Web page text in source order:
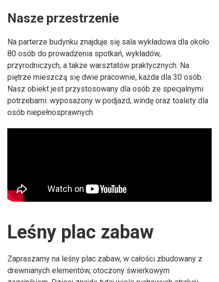
Nasze przestrzenie
Na parterze budynku znajduje się sala wykładowa dla około
80 osób do prowadzenia spotkań, wykładów,
przyrodniczych, a także warsztatów praktycznych. Na
piętrze mieszczą się dwie pracownie, każda dla 30 osób.
Nasz obiekt jest przystosowany dla osób ze specjalnymi
potrzebami: wyposażony w podjazd, windę oraz toalety dla
osób niepełnosprawnych.
Leśny plac zabaw
Zapraszamy na leśny plac zabaw, w całości zbudowany z
drewnianych elementów, otoczony świerkowym